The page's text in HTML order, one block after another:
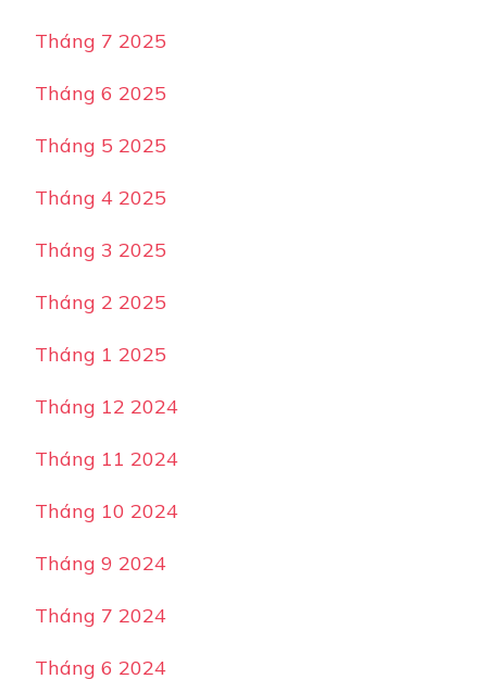
Tháng 7 2025
Tháng 6 2025
Tháng 5 2025
Tháng 4 2025
Tháng 3 2025
Tháng 2 2025
Tháng 1 2025
Tháng 12 2024
Tháng 11 2024
Tháng 10 2024
Tháng 9 2024
Tháng 7 2024
Tháng 6 2024